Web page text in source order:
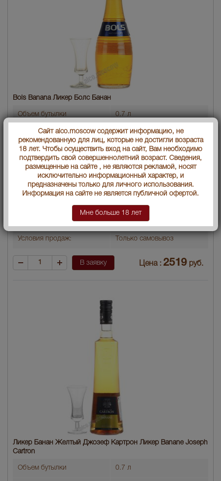
Bols Banana Ликер Болс Банан
Объем бутылки 0.7 л
17
Ликеры по странам Нидерланды
Артикул 32567
Ликеры по видам и вкусам
Фруктовые
Lucas Bols Amsterdam B.V.
Условия продаж: Только самовывоз
В заявку Цена : 2519 руб.
Ликер Банан Желтый Джозеф Картрон Ликер Banane Joseph
Cartron
Объем бутылки 0.7 л
Сайт alco.moscow содержит информацию, не
рекомендованную для лиц, которые не достигли возраста
18 лет. Чтобы осуществить вход на сайт, Вам необходимо
подтвердить свой совершеннолетний возраст. Сведения,
размещенные на сайте , не являются рекламой, носят
исключительно информационный характер, и
предназначены только для личного использования.
Информация на сайте не является публичной офертой.
Мне больше 18 лет